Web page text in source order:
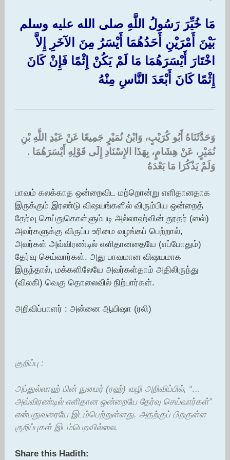
مَا خُيِّرَ رَسُولُ اللَّهِ صلى الله عليه وسلم
بَيْنَ أَمْرَيْنِ أَحَدُهُمَا أَيْسَرُ مِنَ الآخَرِ إِلاَّ
اخْتَارَ أَيْسَرَهُمَا مَا لَمْ يَكُنْ إِثْمًا فَإِنْ كَانَ
إِثْمًا كَانَ أَبْعَدَ النَّاسِ مِنْهُ
وَحَدَّثَنَاهُ أَبُو كُرَيْبٍ، وَابْنُ نُمَيْرٍ جَمِيعًا عَنْ عَبْدِ اللَّهِ بْنِ
نُمَيْرٍ، عَنْ هِشَامٍ، بِهَذَا الإِسْنَادِ إِلَى قَوْلِهِ أَيْسَرَهُمَا ‏.‏
وَلَمْ يَذْكُرَا مَا بَعْدَهُ ‏
பாவம் கலக்காத ஒன்றைவிட மற்றொன்று எளிதானதாக
இருக்கும் இரண்டு விஷயங்களில் விரும்பிய ஒன்றைத்
தேர்வு செய்துகொள்ளும்படி அல்லாஹ்வின் தூதர் (ஸல்)
அவர்களுக்கு விருப்ப உரிமை வழங்கப் பெற்றால்,
அவர்கள் அவ்விரண்டில் எளிதானதையே (எப்போதும்)
தேர்வு செய்வார்கள். அது பாவமான விஷயமாக
இருந்தால், மக்களிலேயே அவர்கள்தாம் அதிலிருந்து
(விலகி) வெகு தொலைவில் நிற்பார்கள்.
அறிவிப்பாளர் : அன்னை ஆயிஷா (ரலி)
குறிப்பு :
அப்துல்லாஹ் பின் நுமைர் (ரஹ்) வழி அறிவிப்பில், “…
அவ்விரண்டில் எளிதான ஒன்றையே தேர்வு செய்வார்கள்”
என்பதுவரையே இடம்பெற்றுள்ளது. அதற்குப் பிறகுள்ள
குறிப்புகள் இடம்பெறவில்லை.
Share this Hadith: